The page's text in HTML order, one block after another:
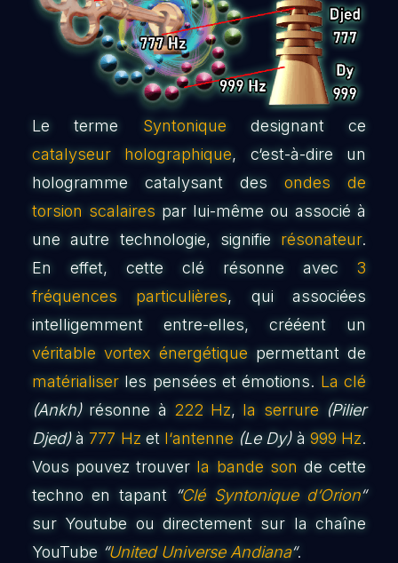
Le terme Syntonique designant ce
catalyseur holographique, c‘est-à-dire un
hologramme catalysant des ondes de
torsion scalaires par lui-même ou associé à
une autre technologie, signifie résonateur.
En effet, cette clé résonne avec 3
fréquences particulières, qui associées
intelligemment entre-elles, crééent un
véritable vortex énergétique permettant de
matérialiser les pensées et émotions. La clé
(Ankh)résonne à 222 Hz, la serrure (Pilier
Djed)à 777 Hz et l‘antenne (Le Dy)à 999 Hz.
Vous pouvez trouver la bande son de cette
techno en tapant “Clé Syntonique d‘Orion“
sur Youtube ou directement sur la chaîne
YouTube “United Universe Andiana“.